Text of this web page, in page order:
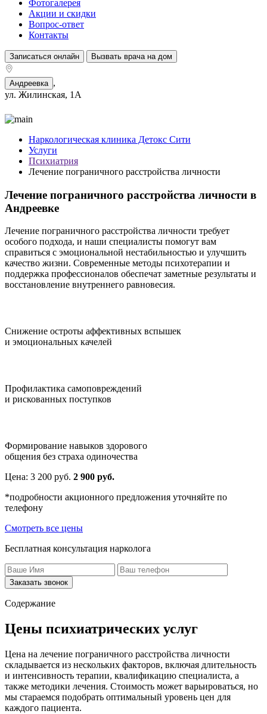
Фотогалерея
Акции и скидки
Вопрос-ответ
Контакты
Записаться онлайн Вызвать врача на дом
Андреевка ,
ул. Жилинская, 1А
Наркологическая клиника Детокс Сити
Услуги
Психиатрия
Лечение пограничного расстройства личности
Лечение пограничного расстройства личности в
Андреевке
Лечение пограничного расстройства личности требует
особого подхода, и наши специалисты помогут вам
справиться с эмоциональной нестабильностью и улучшить
качество жизни. Современные методы психотерапии и
поддержка профессионалов обеспечат заметные результаты и
восстановление внутреннего равновесия.
Снижение остроты аффективных вспышек
и эмоциональных качелей
Профилактика самоповреждений
и рискованных поступков
Формирование навыков здорового
общения без страха одиночества
Цена: 3 200 руб. 2 900 руб.
*подробности акционного предложения уточняйте по
телефону
Смотреть все цены
Бесплатная консультация нарколога
Заказать звонок
Содержание
Цены психиатрических услуг
Цена на лечение пограничного расстройства личности
складывается из нескольких факторов, включая длительность
и интенсивность терапии, квалификацию специалиста, а
также методики лечения. Стоимость может варьироваться, но
мы стараемся подобрать оптимальный уровень цен для
каждого пациента.